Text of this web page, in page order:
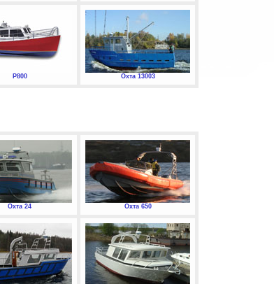
P800 Охта 13003
Охта 24 Охта 650